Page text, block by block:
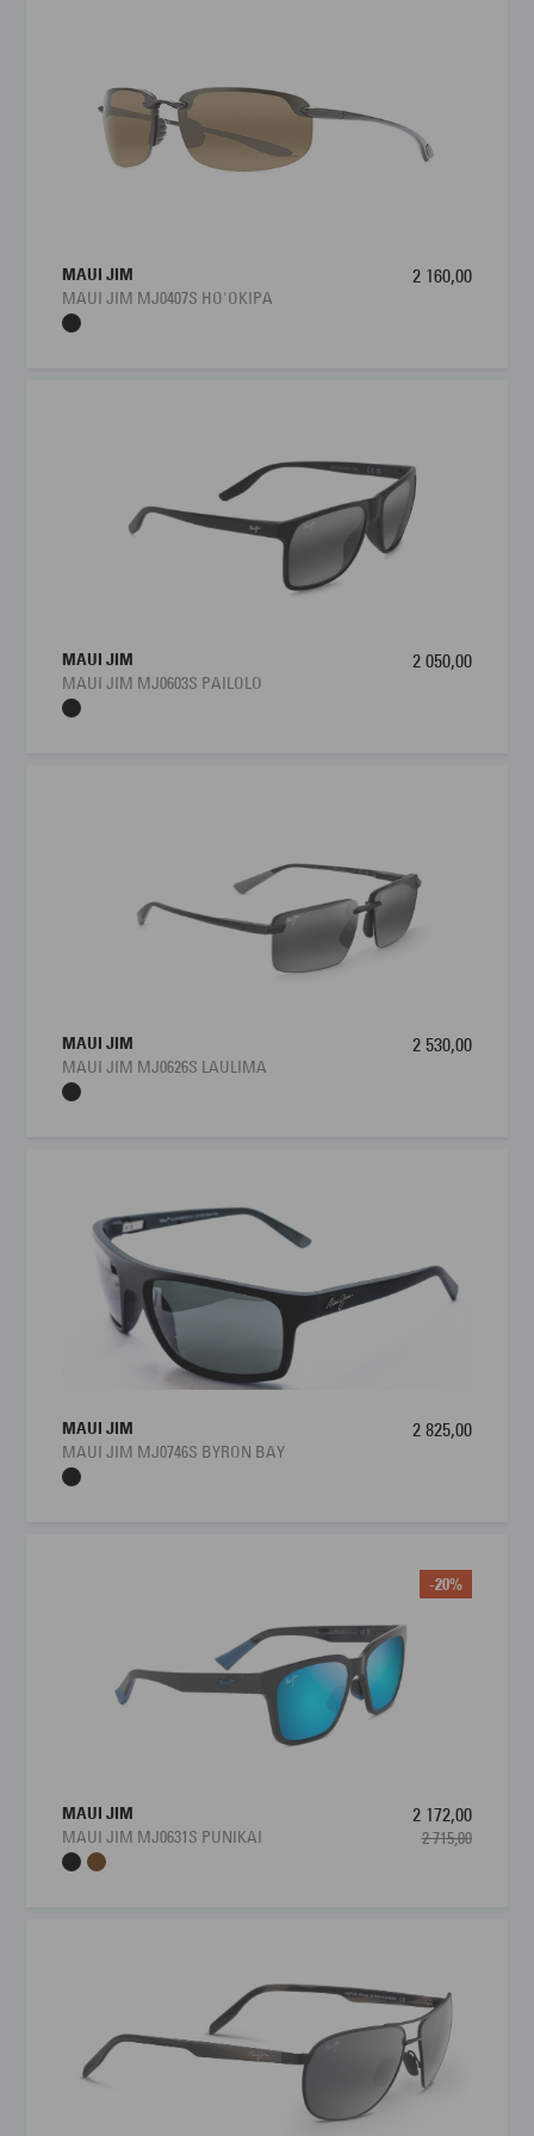
MAUI JIM
MAUI JIM MJ0407S HO'OKIPA
2 160,00
MAUI JIM
MAUI JIM MJ0603S PAILOLO
2 050,00
MAUI JIM
MAUI JIM MJ0626S LAULIMA
2 530,00
MAUI JIM
MAUI JIM MJ0746S BYRON BAY
2 825,00
-20%
MAUI JIM
MAUI JIM MJ0631S PUNIKAI
2 172,00
2 715,00